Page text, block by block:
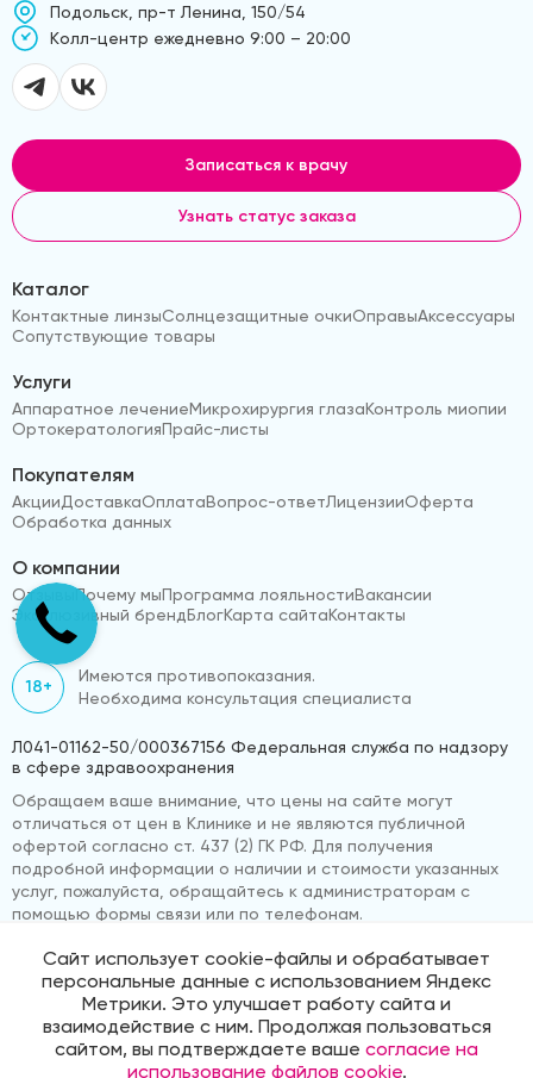
Подольск, пр-т Ленина, 150/54
Kолл-центр ежедневно 9:00 – 20:00
Записаться к врачу
Узнать статус заказа
Каталог
Контактные линзыСолнцезащитные очкиОправыАксессуары
Сопутствующие товары
Услуги
Аппаратное лечениеМикрохирургия глазаКонтроль миопии
ОртокератологияПрайс-листы
Покупателям
АкцииДоставкаОплатаВопрос-ответЛицензииОферта
Обработка данных
О компании
Отзывы Почему мыПрограмма лояльностиВакансии
Эксклюзивный брендБлогКарта сайтаКонтакты
18+
Имеются противопоказания.
Необходима консультация специалиста
Л041-01162-50/000367156 Федеральная служба по надзору
в сфере здравоохранения
Обращаем ваше внимание, что цены на сайте могут
отличаться от цен в Клинике и не являются публичной
офертой согласно ст. 437 (2) ГК РФ. Для получения
подробной информации о наличии и стоимости указанных
услуг, пожалуйста, обращайтесь к администраторам с
помощью формы связи или по телефонам.
© 2026 «ВижуВсё»
Реквизиты компании
Политика обработки персональных данных
Продвижение сайтаMedmaps
Сайт использует cookie-файлы и обрабатывает
персональные данные с использованием Яндекс
Метрики. Это улучшает работу сайта и
взаимодействие с ним. Продолжая пользоваться
сайтом, вы подтверждаете ваше согласие на
использование файлов cookie.